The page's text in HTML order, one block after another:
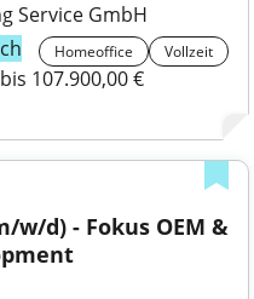
Service GmbH
Homeoffice Vollzeit
107.900,00 €
w/d) - Fokus OEM &